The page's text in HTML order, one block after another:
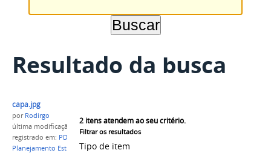
Resultado da busca
2 itens atendem ao seu critério.
Filtrar os resultados
Tipo de item
capa.jpg
por Rodirgo
última modificação
em 16/04/2019 17h32
registrado em: PDI IFAM,Planejamento IFAM
Planejamento Estratégico,Metas